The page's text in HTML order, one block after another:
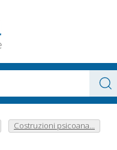
Costruzioni psicoana...